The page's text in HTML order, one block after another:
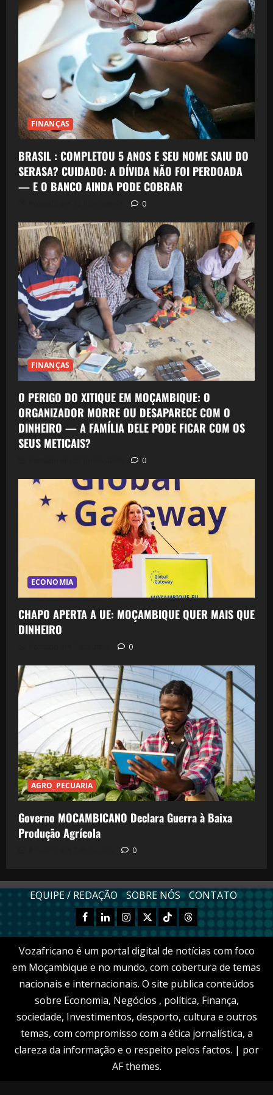
FINANÇAS
BRASIL : COMPLETOU 5 ANOS E SEU NOME SAIU DO
SERASA? CUIDADO: A DÍVIDA NÃO FOI PERDOADA
— E O BANCO AINDA PODE COBRAR
0
FINANÇAS
O PERIGO DO XITIQUE EM MOÇAMBIQUE: O
ORGANIZADOR MORRE OU DESAPARECE COM O
DINHEIRO — A FAMÍLIA DELE PODE FICAR COM OS
SEUS METICAIS?
0
ECONOMIA
CHAPO APERTA A UE: MOÇAMBIQUE QUER MAIS QUE
DINHEIRO
0
AGRO_PECUARIA
Governo MOCAMBICANO Declara Guerra à Baixa
Produção Agrícola
0
EQUIPE / REDAÇÃO SOBRE NÓS CONTATO
Facebook
LinkednInstagram
X TikTokThreads
Vozafricano é um portal digital de notícias com foco
em Moçambique e no mundo, com cobertura de temas
nacionais e internacionais. O site publica conteúdos
sobre Economia, Negócios , política, Finança,
sociedade, Investimentos, desporto, cultura e outros
temas, com compromisso com a ética jornalística, a
clareza da informação e o respeito pelos factos. | por
AF themes.